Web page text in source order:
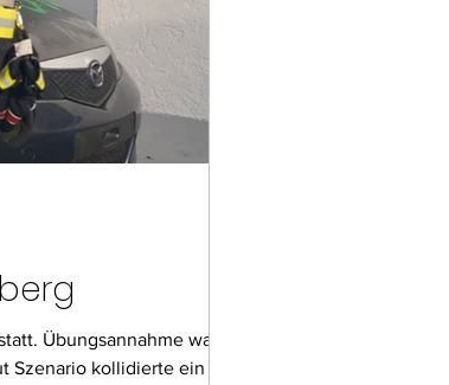
Übungsannahme war ein
kollidierte ein mit